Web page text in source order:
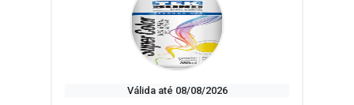
Válida até 08/08/2026